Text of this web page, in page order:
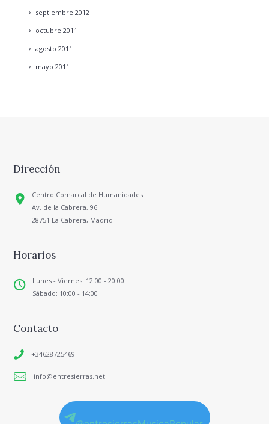
septiembre 2012
octubre 2011
agosto 2011
mayo 2011
Dirección
Centro Comarcal de Humanidades
Av. de la Cabrera, 96
28751 La Cabrera, Madrid
Horarios
Lunes - Viernes: 12:00 - 20:00
Sábado: 10:00 - 14:00
Contacto
+34628725469
info@entresierras.net